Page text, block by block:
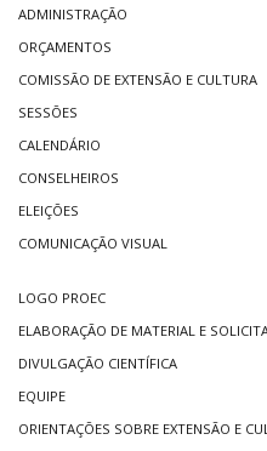
ADMINISTRAÇÃO
ORÇAMENTOS
COMISSÃO DE EXTENSÃO E CULTURA
SESSÕES
CALENDÁRIO
CONSELHEIROS
ELEIÇÕES
COMUNICAÇÃO VISUAL
LOGO PROEC
ELABORAÇÃO DE MATERIAL E
DIVULGAÇÃO CIENTÍFICA
EQUIPE
ORIENTAÇÕES SOBRE EXTENSÃO E